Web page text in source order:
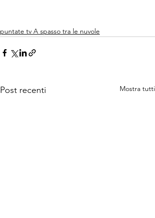
puntate tv A spasso tra le nuvole
Post recenti Mostra tutti